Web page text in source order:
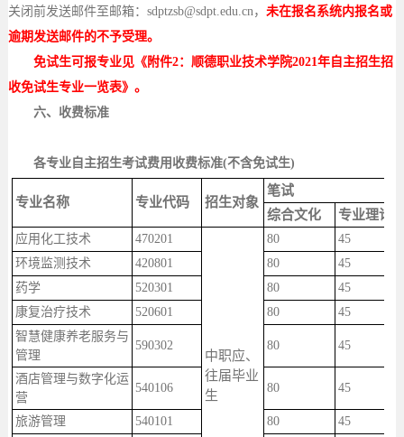
关闭前发送邮件至邮箱： sdptzsb@sdpt.edu.cn， 未在报名系统内报名或
逾期发送邮件的不予受理。
免试生可报专业见《附件2：顺德职业技术学院2021年自主招生招
收免试生专业一览表》。
六、 收费标准
各专业自主招生考试费用收费标准(不含免试生)
专业名称 专业代码 招生对象
笔试
综合文化
专业理论
应用化工技术 470201
中职应、
往届毕业
生
80
45
环境监测技术
420801 80
45
药学
520301 80
45
康复治疗技术
520601 80
45
智慧健康养老服务与
管理
590302 80 45
酒店管理与数字化运
营
540106 80 45
旅游管理 540101 80
45